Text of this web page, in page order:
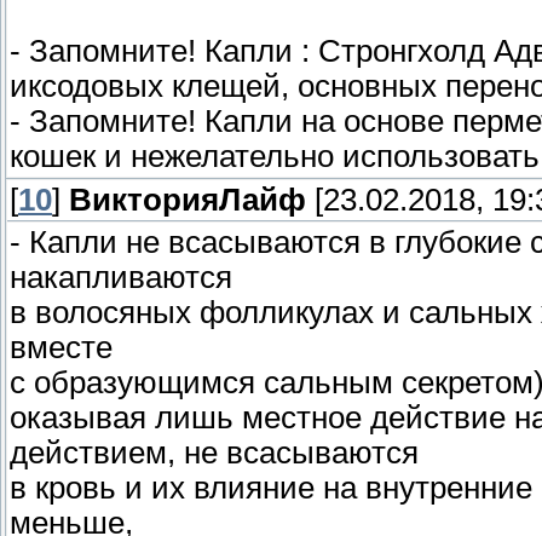
- Запомните! Капли : Стронгхолд
иксодовых клещей, основных
- Запомните! Капли на основе
кошек и нежелательно
[10] ВикторияЛайф [23.02.2018,
- Капли не всасываются в
накапливаются
в волосяных фолликулах и
вместе
с образующимся сальным
оказывая лишь местное действие
действием, не всасываются
в кровь и их влияние на
меньше,